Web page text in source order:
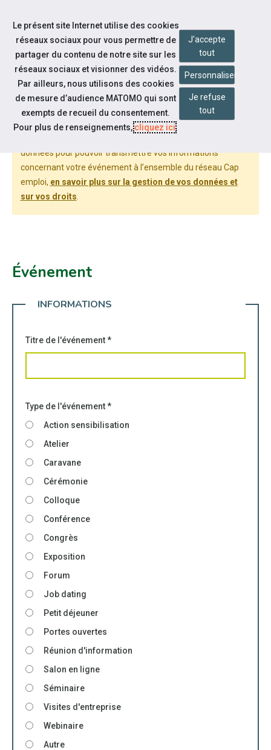
Aller au contenu
DÉPOSER UN ÉVÉNEMENT
données pour pouvoir transmettre vos informations
concernant votre événement à l’ensemble du réseau Cap
emploi, en savoir plus sur la gestion de vos données et
sur vos droits
Événement
INFORMATIONS
Titre de l'événement*
Type de l'événement*
Action sensibilisation
Atelier
Caravane
Cérémonie
Colloque
Conférence
Congrès
Exposition
Forum
Job dating
Petit déjeuner
Portes ouvertes
Réunion d'information
Salon en ligne
Séminaire
Visites d'entreprise
Webinaire
Autre
Le présent site Internet utilise des cookies
réseaux sociaux pour vous permettre de
partager du contenu de notre site sur les
réseaux sociaux et visionner des vidéos.
Par ailleurs, nous utilisons des cookies
de mesure d’audience MATOMO qui sont
exempts de recueil du consentement.
Pour plus de renseignements,cliquez ici.
J'accepte
tout
Personnaliser
Je refuse
tout